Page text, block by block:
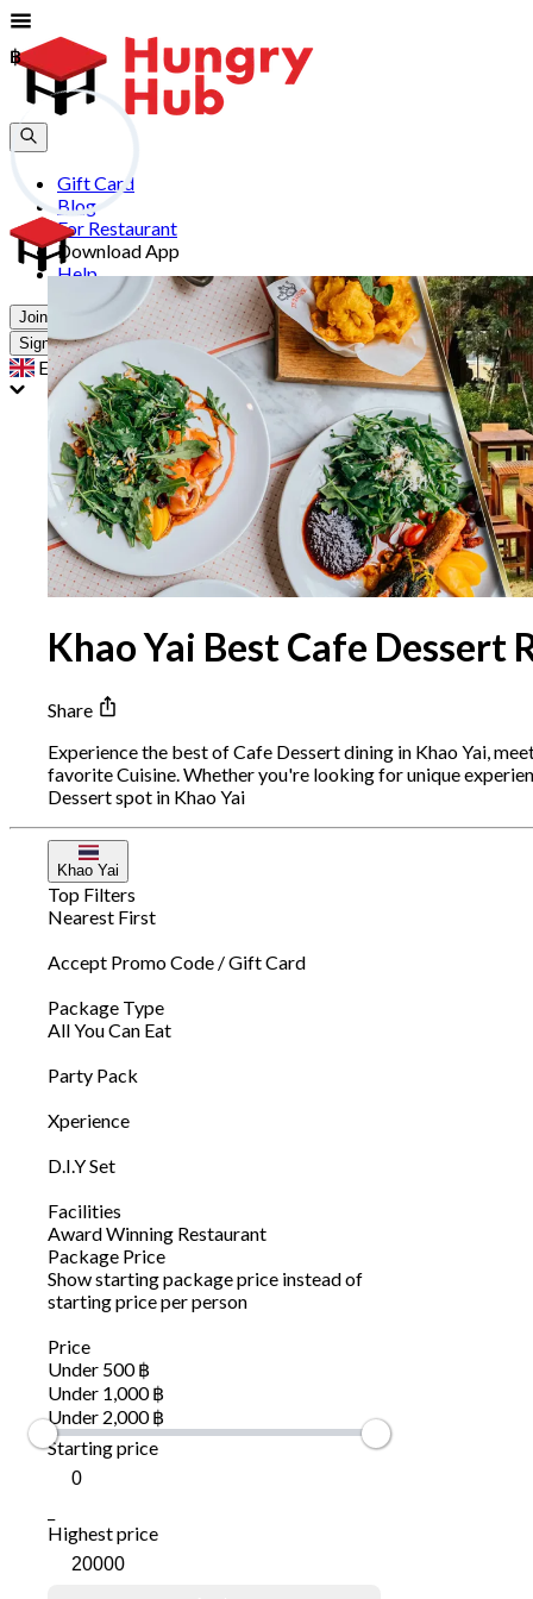
Gift Card
Blog
For Restaurant
Download App
Help
Join
Sign In
EN
Khao Yai Best Cafe Dessert
Share
Experience the best of Cafe Dessert dining in Khao Yai,
favorite Cuisine. Whether you're looking for unique
Dessert spot in Khao Yai
Khao Yai
Top Filters
Nearest First
Accept Promo Code / Gift Card
Package Type
All You Can Eat
Party Pack
Xperience
D.I.Y Set
Facilities
Award Winning Restaurant
Package Price
Show starting package price instead of
starting price per person
Price
Under 500 ฿
Under 1,000 ฿
Under 2,000 ฿
฿
Starting price
฿
Highest price